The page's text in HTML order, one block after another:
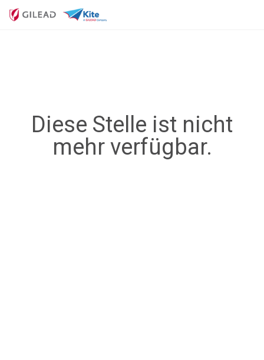
Diese Stelle ist nicht
mehr verfügbar.